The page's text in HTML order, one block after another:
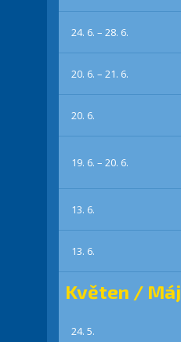
24. 6. – 28. 6.
20. 6. – 21. 6.
20. 6.
19. 6. – 20. 6.
13. 6.
13. 6.
Květen / Máj
24. 5.